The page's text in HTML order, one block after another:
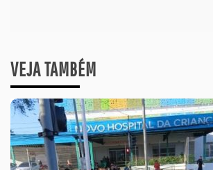
VEJA TAMBÉM